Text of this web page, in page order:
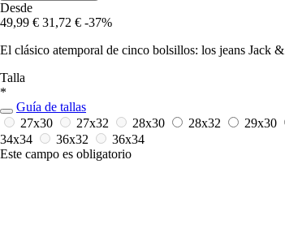
Desde
49,99 € 31,72 € -37%
El clásico atemporal de cinco bolsillos: los jeans Jack
Talla
*
Guía de tallas
27x30
27x32 28x30 28x32 29x30
34x34
36x32
36x34
Este campo es obligatorio